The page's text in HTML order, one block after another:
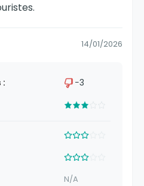
14/01/2026
:
−3
N/A